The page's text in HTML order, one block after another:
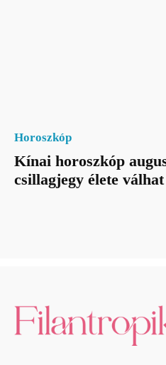
Horoszkóp
Kínai horoszkóp
csillagjegy élete